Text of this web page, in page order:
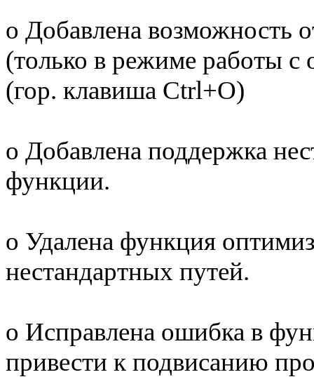
o Добавлена возможность
(только в режиме работы с
(гор. клавиша Ctrl+O)
o Добавлена поддержка
функции.
o Удалена функция
нестандартных путей.
o Исправлена ошибка в
привести к подвисанию